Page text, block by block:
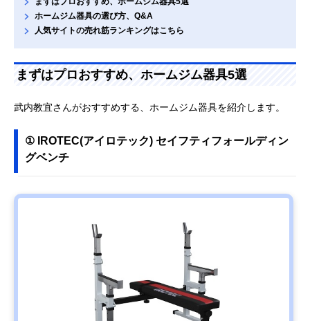
ホームジム器具の選び方、Q&A
人気サイトの売れ筋ランキングはこちら
まずはプロおすすめ、ホームジム器具5選
武内教宜さんがおすすめする、ホームジム器具を紹介します。
① IROTEC(アイロテック) セイフティフォールディン
グベンチ